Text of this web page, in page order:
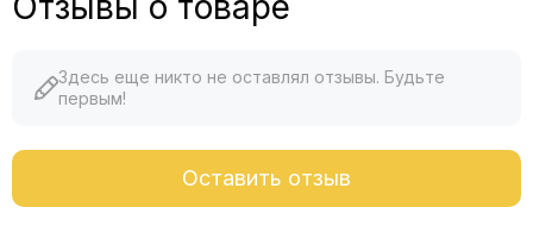
Здесь еще никто не оставлял отзывы. Будьте
первым!
Оставить отзыв